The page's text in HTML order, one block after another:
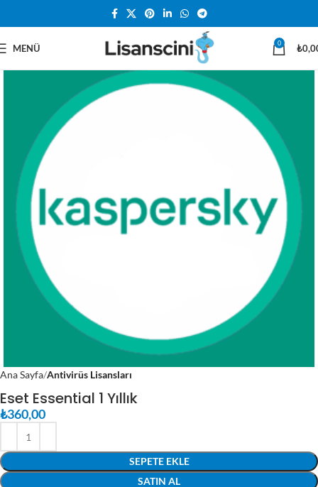
MENÜ 0 ₺
Ana Sayfa Antivirüs Lisansları
Eset Essential 1 Yıllık
₺360,00
SEPETE EKLE
SATIN AL